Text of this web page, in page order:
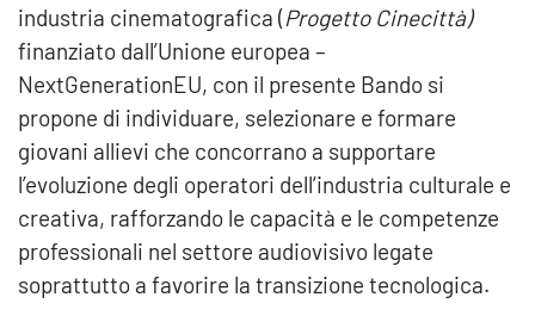
industria cinematografica (Progetto Cinecittà)
finanziato dall’Unione europea –
NextGenerationEU, con il presente Bando si
propone di individuare, selezionare e formare
giovani allievi che concorrano a supportare
l’evoluzione degli operatori dell’industria culturale e
creativa, rafforzando le capacità e le competenze
professionali nel settore audiovisivo legate
soprattutto a favorire la transizione tecnologica.